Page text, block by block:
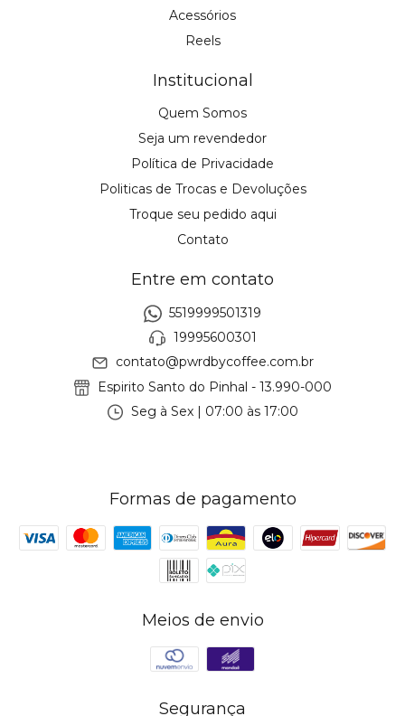
Acessórios
Reels
Institucional
Quem Somos
Seja um revendedor
Política de Privacidade
Politicas de Trocas e Devoluções
Troque seu pedido aqui
Contato
Entre em contato
5519999501319
19995600301
contato@pwrdbycoffee.com.br
Espirito Santo do Pinhal - 13.990-000
Seg à Sex | 07:00 às 17:00
Formas de pagamento
Meios de envio
Segurança